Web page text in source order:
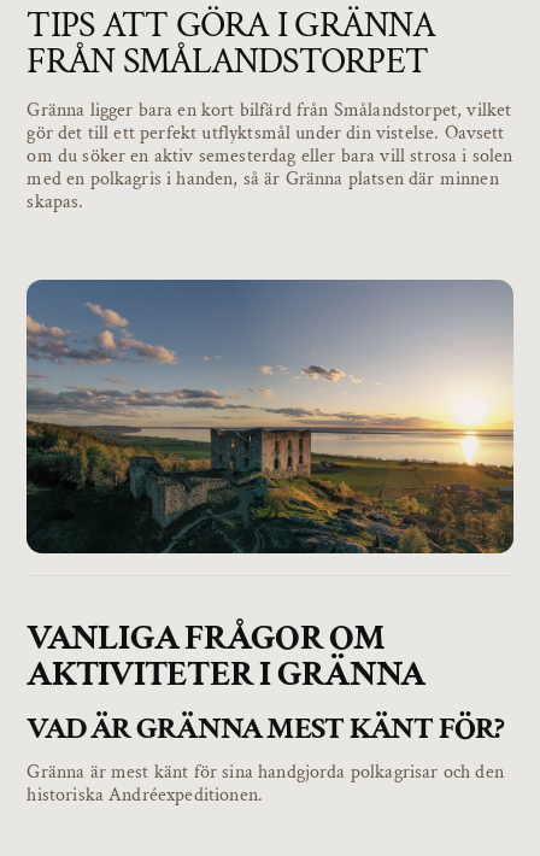
TIPS ATT GÖRA I GRÄNNA
FRÅN SMÅLANDSTORPET
Gränna ligger bara en kort bilfärd från Smålandstorpet, vilket
gör det till ett perfekt utflyktsmål under din vistelse. Oavsett
om du söker en aktiv semesterdag eller bara vill strosa i solen
med en polkagris i handen, så är Gränna platsen där minnen
skapas.
VANLIGA FRÅGOR OM
AKTIVITETER I GRÄNNA
VAD ÄR GRÄNNA MEST KÄNT FÖR?
Gränna är mest känt för sina handgjorda polkagrisar och den
historiska Andréexpeditionen.